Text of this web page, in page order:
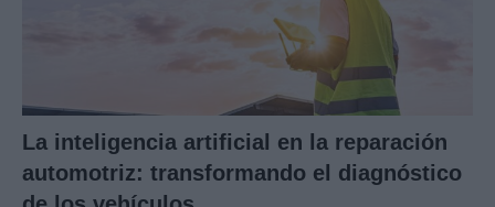
La inteligencia artificial en la reparación
automotriz: transformando el diagnóstico